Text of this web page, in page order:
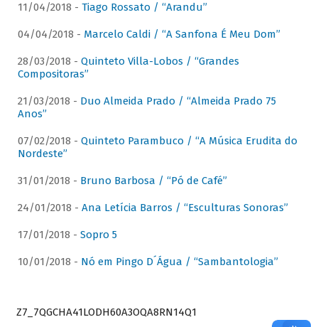
11/04/2018 - Tiago Rossato / “Arandu”
04/04/2018 - Marcelo Caldi / “A Sanfona É Meu Dom”
28/03/2018 - Quinteto Villa-Lobos / “Grandes
Compositoras”
21/03/2018 - Duo Almeida Prado / “Almeida Prado 75
Anos”
07/02/2018 - Quinteto Parambuco / “A Música Erudita do
Nordeste”
31/01/2018 - Bruno Barbosa / “Pó de Café”
24/01/2018 - Ana Letícia Barros / “Esculturas Sonoras”
17/01/2018 - Sopro 5
10/01/2018 - Nó em Pingo D´Água / “Sambantologia”
Z7_7QGCHA41LODH60A3OQA8RN14Q1